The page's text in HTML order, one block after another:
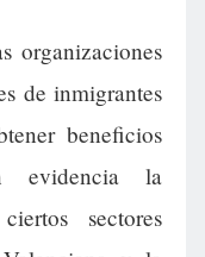
organizaciones
de inmigrantes
beneficios
evidencia la
sectores